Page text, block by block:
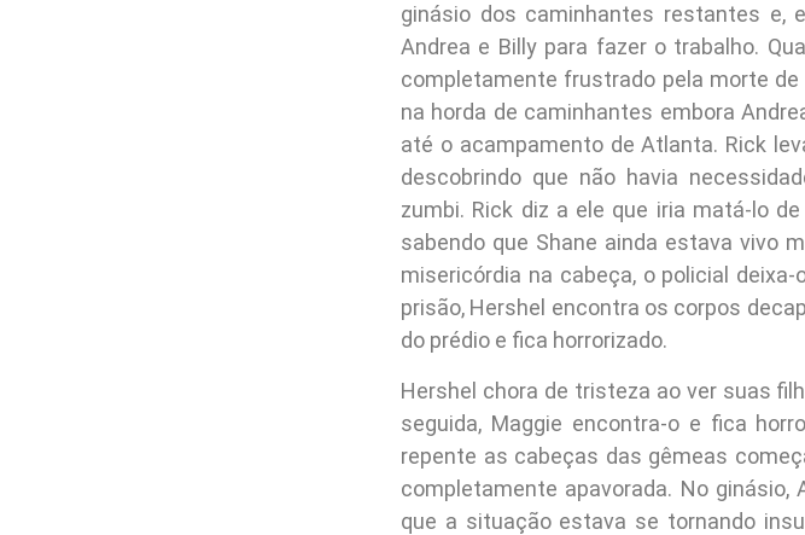
ginásio dos caminhantes restantes e,
Andrea e Billy para fazer o trabalho.
completamente frustrado pela morte
na horda de caminhantes embora
até o acampamento de Atlanta. Rick
descobrindo que não havia
zumbi. Rick diz a ele que iria matá-lo
sabendo que Shane ainda estava vivo
misericórdia na cabeça, o policial
prisão, Hershel encontra os corpos
do prédio e fica horrorizado.
Hershel chora de tristeza ao ver suas
seguida, Maggie encontra-o e fica
repente as cabeças das gêmeas
completamente apavorada. No
que a situação estava se tornando